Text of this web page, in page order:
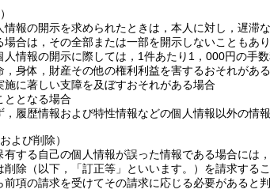
情報の開示を求められたときは，本人に対し，遅滞
場合は，その全部または一部を開示しないこともあ
人情報の開示に際しては，1件あたり1，000円の手数
身体，財産その他の権利利益を害するおそれがあ
施に著しい支障を及ぼすおそれがある場合
ととなる場合
履歴情報および特性情報などの個人情報以外の情
よび削除）
する自己の個人情報が誤った情報である場合には
除（以下，「訂正等」といいます。）を請求するこ
前項の請求を受けてその請求に応じる必要があると